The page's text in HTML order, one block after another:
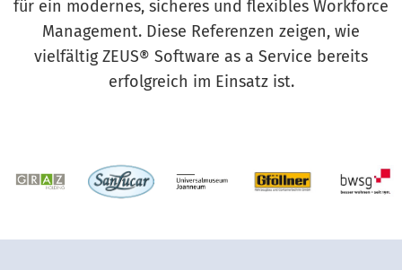
für ein modernes, sicheres und flexibles Workforce
Management. Diese Referenzen zeigen, wie
vielfältig ZEUS® Software as a Service bereits
erfolgreich im Einsatz ist.